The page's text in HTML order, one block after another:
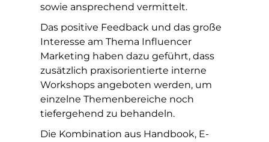
sowie ansprechend vermittelt.
Das positive Feedback und das große
Interesse am Thema Influencer
Marketing haben dazu geführt, dass
zusätzlich praxisorientierte interne
Workshops angeboten werden, um
einzelne Themenbereiche noch
tiefergehend zu behandeln.
Die Kombination aus Handbook, E-